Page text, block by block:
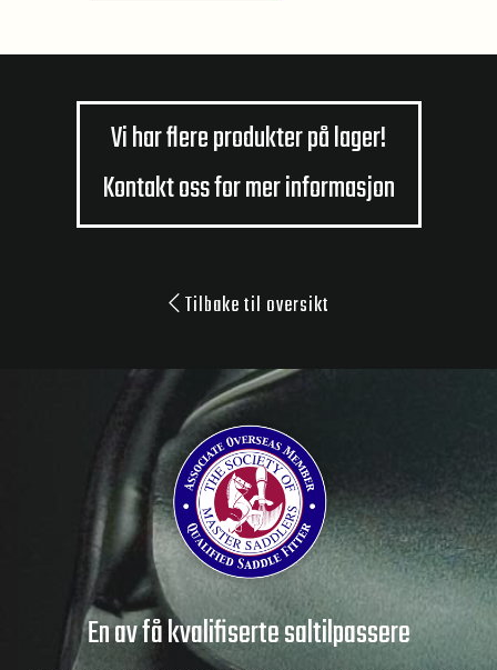
Vi har flere produkter på lager!
Kontakt oss for mer informasjon
Tilbake til oversikt
En av få kvalifiserte saltilpassere